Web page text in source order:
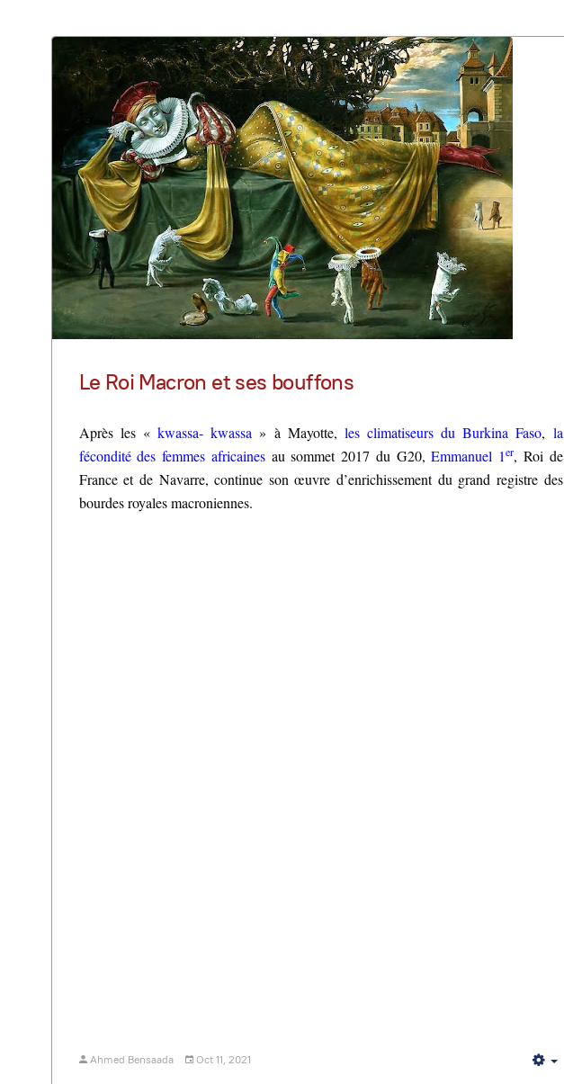
Le Roi Macron et ses bouffons
Après les «kwassa- kwassa » à Mayotte, les climatiseurs du Burkina Faso, la
fécondité des femmes africainesau sommet 2017 du G20,Emmanuel 1er, Roi de
France et de Navarre, continue son œuvre d’enrichissement du grand registre des
bourdes royales macroniennes.
Ahmed Bensaada Oct 11, 2021